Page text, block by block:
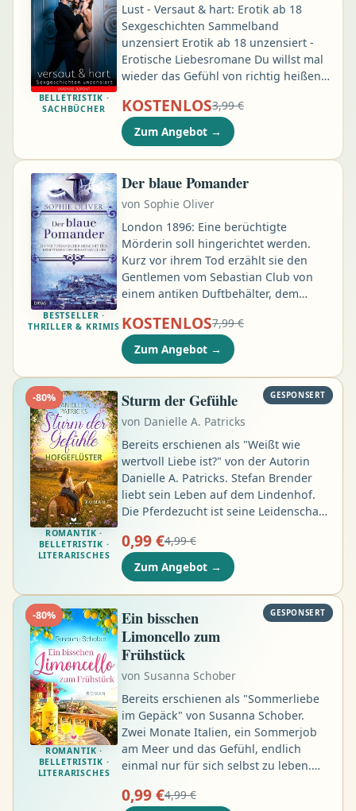
brauchen keine perfekten Mahlzeiten,
sie brauchen echte Erlebnisse am
Tisch …
BELLETRISTIK ·
SACHBÜCHER
Lust - Versaut & hart: Erotik ab 18
Sexgeschichten Sammelband
unzensiert Erotik ab 18 unzensiert -
Erotische Liebesromane Du willst mal
wieder das Gefühl von richtig heißen
Fantasie ein bisschen auf die Sprünge
helfen oder dich einfach nur einer
Geschichte hingeben? Dann sind diese
unzensierten Sexgeschichten genau
das Richtige für dich. Hier erhältst du
ein sexuelles Abenteuer der Lust und
Leidenschaft. Tauche ein in eine Welt
voller Erotik & spannenden
Erlebnissen …
KOSTENLOS3,99 €
Zum Angebot →
BESTSELLER ·
THRILLER & KRIMIS
Der blaue Pomander
von Sophie Oliver
London 1896: Eine berüchtigte
Mörderin soll hingerichtet werden.
Kurz vor ihrem Tod erzählt sie den
Gentlemen vom Sebastian Club von
einem antiken Duftbehälter, dem
werden. Gibt es ihn wirklich? Oder ist
der blaue Pomander nur das
Hirngespinst einer Geisteskranken?
Um der Sache auf den Grund zu
gehen, reisen die Ermittler nach
Salzburg, ins Kaiserreich Österreich-
Ungarn …
KOSTENLOS7,99 €
Zum Angebot →
GESPONSERT
-80%
ROMANTIK ·
BELLETRISTIK ·
LITERARISCHES
Sturm der Gefühle
von Danielle A. Patricks
Bereits erschienen als "Weißt wie
wertvoll Liebe ist?" von der Autorin
Danielle A. Patricks. Stefan Brender
liebt sein Leben auf dem Lindenhof.
Die Pferdezucht ist seine Leidenschaft,
überzeugter Junggeselle hat er längst
seinen Frieden mit der Vergangenheit
geschlossen. Seit einer bitteren
Enttäuschung vor vielen Jahren hält er
die Liebe auf Abstand. Doch dann tritt
Julia Felber in sein Leben …
0,99 €4,99 €
Zum Angebot →
GESPONSERT
-80%
ROMANTIK ·
BELLETRISTIK ·
LITERARISCHES
Ein bisschen
Limoncello zum
Frühstück
von Susanna Schober
Bereits erschienen als "Sommerliebe
im Gepäck" von Susanna Schober.
Zwei Monate Italien, ein Sommerjob
am Meer und das Gefühl, endlich
einmal nur für sich selbst zu leben.
die Luft nach Salz, Sonnencreme und
0,99 €4,99 €